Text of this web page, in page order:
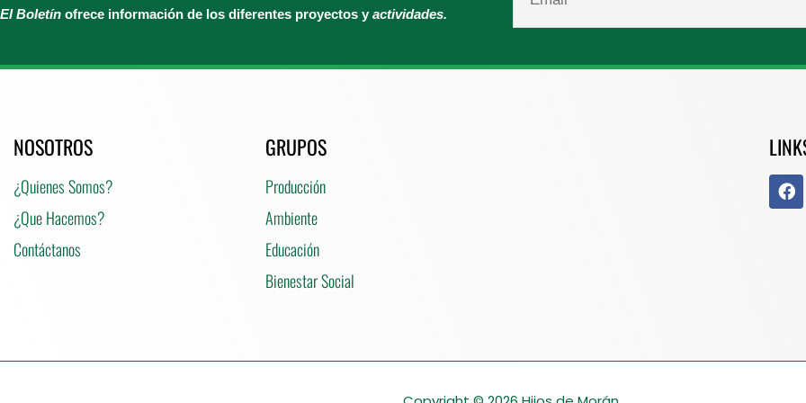
El Boletín ofrece información de los diferentes proyectos y actividades.
NOSOTROS
¿Quienes Somos?
¿Que Hacemos?
Contáctanos
GRUPOS
Producción
Ambiente
Educación
Bienestar Social